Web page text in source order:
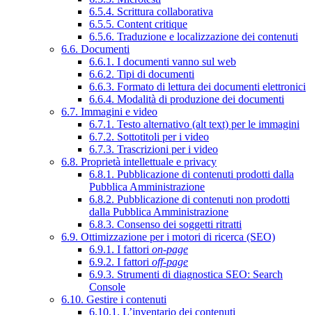
6.5.4. Scrittura collaborativa
6.5.5. Content critique
6.5.6. Traduzione e localizzazione dei contenuti
6.6. Documenti
6.6.1. I documenti vanno sul web
6.6.2. Tipi di documenti
6.6.3. Formato di lettura dei documenti elettronici
6.6.4. Modalità di produzione dei documenti
6.7. Immagini e video
6.7.1. Testo alternativo (alt text) per le immagini
6.7.2. Sottotitoli per i video
6.7.3. Trascrizioni per i video
6.8. Proprietà intellettuale e privacy
6.8.1. Pubblicazione di contenuti prodotti dalla
Pubblica Amministrazione
6.8.2. Pubblicazione di contenuti non prodotti
dalla Pubblica Amministrazione
6.8.3. Consenso dei soggetti ritratti
6.9. Ottimizzazione per i motori di ricerca (SEO)
6.9.1. I fattori on-page
6.9.2. I fattori off-page
6.9.3. Strumenti di diagnostica SEO: Search
Console
6.10. Gestire i contenuti
6.10.1. L’inventario dei contenuti